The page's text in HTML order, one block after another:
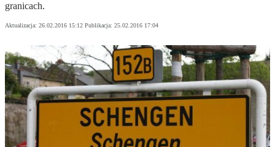
granicach.
Aktualizacja: 26.02.2016 15:12 Publikacja: 25.02.2016 17:04